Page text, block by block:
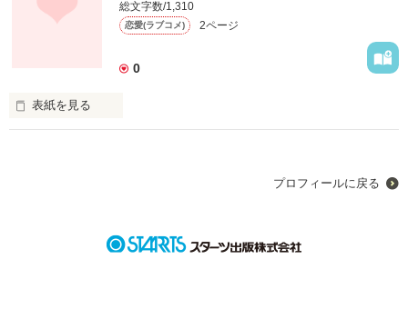
総文字数/1,310
恋愛(ラブコメ) 2ページ
0
表紙を見る
プロフィールに戻る